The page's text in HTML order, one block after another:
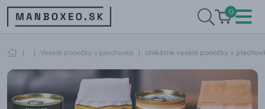
0
| | Veselé ponožky v plechovke | Unikátne veselé ponožky v